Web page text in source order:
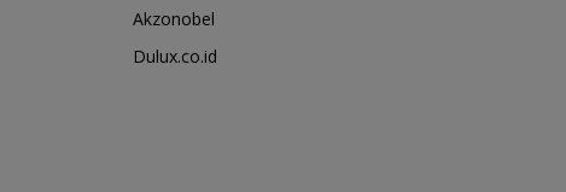
Akzonobel
Dulux.co.id